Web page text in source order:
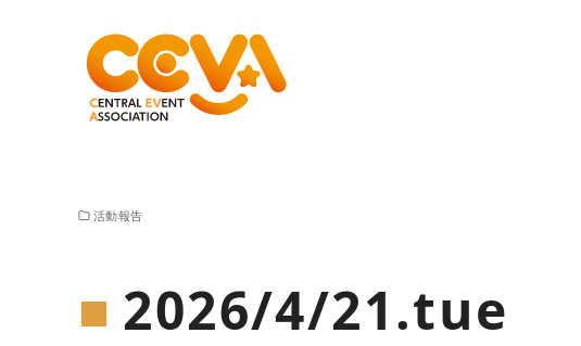
活動報告
2026/4/21.tue